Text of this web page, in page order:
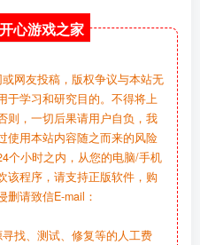
开心游戏之家
网友投稿，版权争议与本站无
于学习和研究目的。不得将上
则，一切后果请用户自负，我
使用本站内容随之而来的风险
个小时之内，从您的电脑/手机
该程序，请支持正版软件，购
请致信E-mail：
找、测试、修复等的人工费